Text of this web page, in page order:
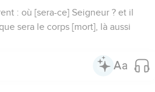
: où [sera-ce] Seigneur ? et il
sera le corps [mort], là aussi